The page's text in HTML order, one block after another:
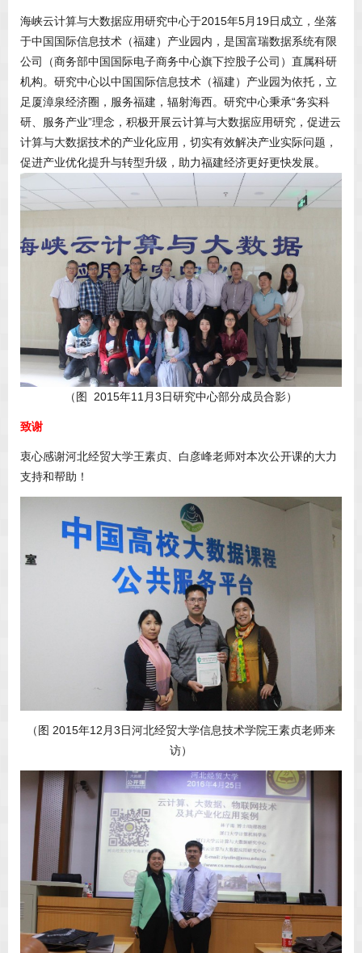
海峡云计算与大数据应用研究中心于2015年5月19日成立，坐落
于中国国际信息技术（福建）产业园内，是国富瑞数据系统有限
公司（商务部中国国际电子商务中心旗下控股子公司）直属科研
机构。研究中心以中国国际信息技术（福建）产业园为依托，立
足厦漳泉经济圈，服务福建，辐射海西。研究中心秉承“务实科
研、服务产业”理念，积极开展云计算与大数据应用研究，促进云
计算与大数据技术的产业化应用，切实有效解决产业实际问题，
促进产业优化提升与转型升级，助力福建经济更好更快发展。
（图 2015年11月3日研究中心部分成员合影）
致谢
衷心感谢河北经贸大学王素贞、白彦峰老师对本次公开课的大力
支持和帮助！
（图 2015年12月3日河北经贸大学信息技术学院王素贞老师来
访）